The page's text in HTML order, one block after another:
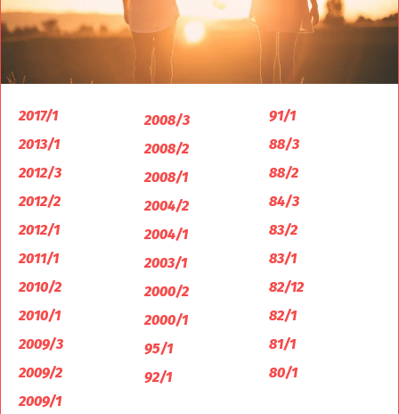
2017/1
2013/1
2012/3
2012/2
2012/1
2011/1
2010/2
2010/1
2009/3
2009/2
2009/1
2008/3
2008/2
2008/1
2004/2
2004/1
2003/1
2000/2
2000/1
95/1
92/1
91/1
88/3
88/2
84/3
83/2
83/1
82/12
82/1
81/1
80/1